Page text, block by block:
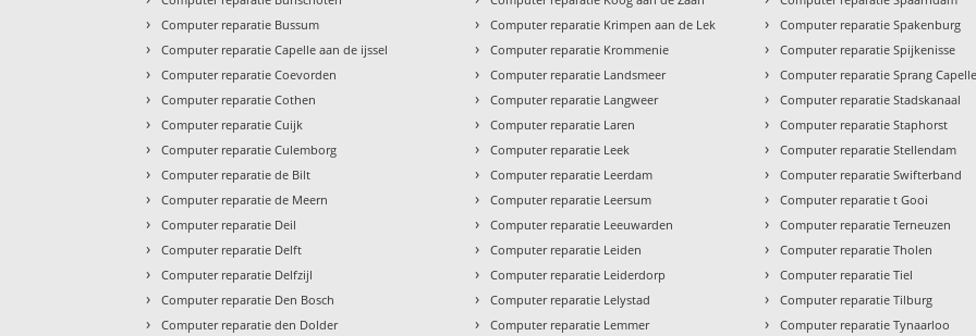
› Computer reparatie Bussum
› Computer reparatie Capelle aan de ijssel
› Computer reparatie Coevorden
› Computer reparatie Cothen
› Computer reparatie Cuijk
› Computer reparatie Culemborg
› Computer reparatie de Bilt
› Computer reparatie de Meern
› Computer reparatie Deil
› Computer reparatie Delft
› Computer reparatie Delfzijl
› Computer reparatie Den Bosch
› Computer reparatie den Dolder
› Computer reparatie Krimpen aan de Lek
› Computer reparatie Krommenie
› Computer reparatie Landsmeer
› Computer reparatie Langweer
› Computer reparatie Laren
› Computer reparatie Leek
› Computer reparatie Leerdam
› Computer reparatie Leersum
› Computer reparatie Leeuwarden
› Computer reparatie Leiden
› Computer reparatie Leiderdorp
› Computer reparatie Lelystad
› Computer reparatie Lemmer
› Computer reparatie Spakenburg
› Computer reparatie Spijkenisse
› Computer reparatie Sprang Capelle
› Computer reparatie Stadskanaal
› Computer reparatie Staphorst
› Computer reparatie Stellendam
› Computer reparatie Swifterband
› Computer reparatie t Gooi
› Computer reparatie Terneuzen
› Computer reparatie Tholen
› Computer reparatie Tiel
› Computer reparatie Tilburg
› Computer reparatie Tynaarloo